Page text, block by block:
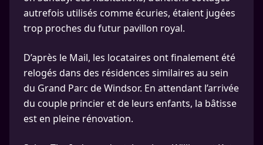
autrefois utilisés comme écuries, étaient jugées
trop proches du futur pavillon royal.
D’après le Mail, les locataires ont finalement été
relogés dans des résidences similaires au sein
du Grand Parc de Windsor. En attendant l’arrivée
du couple princier et de leurs enfants, la bâtisse
est en pleine rénovation.